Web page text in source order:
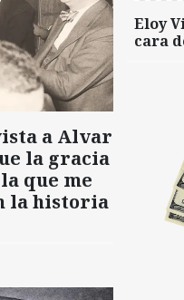
a Alvar
la gracia
que me
la historia
Eloy
cara